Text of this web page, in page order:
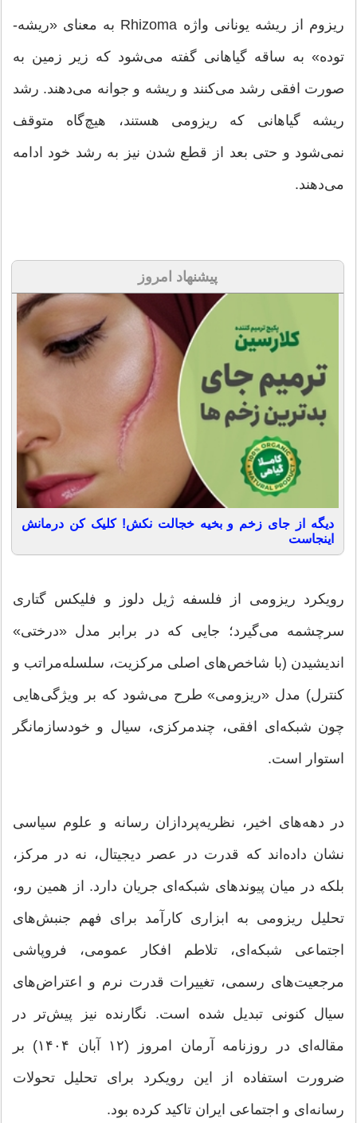
ریزوم از ریشه یونانی واژه Rhizoma به معنای «ریشه-
توده» به ساقه گیاهانی گفته می‌شود که زیر زمین به
‌صورت افقی رشد می‌کنند و ریشه و جوانه می‌دهند. رشد
ریشه گیاهانی که ریزومی هستند، هیچ‌گاه متوقف
نمی‌شود و حتی بعد از قطع شدن نیز به رشد خود ادامه
می‌دهند.
پیشنهاد امروز
دیگه از جای زخم و بخیه خجالت نکش! کلیک کن درمانش
اینجاست
رویکرد ریزومی از فلسفه ژیل دلوز و فلیکس گتاری
سرچشمه می‌گیرد؛ جایی که در برابر مدل «درختی»
اندیشیدن (با شاخص‌های اصلی مرکزیت، سلسله‌مراتب و
کنترل) مدل «ریزومی» طرح می‌شود که بر ویژگی‌هایی
چون شبکه‌ای افقی، چندمرکزی، سیال و خودسازمانگر
استوار است.
در دهه‌های اخیر، نظریه‌پردازان رسانه و علوم سیاسی
نشان داده‌اند که قدرت در عصر دیجیتال، نه در مرکز،
بلکه در میان پیوندهای شبکه‌ای جریان دارد. از همین رو،
تحلیل ریزومی به ابزاری کارآمد برای فهم جنبش‌های
اجتماعی شبکه‌ای، تلاطم افکار عمومی، فروپاشی
مرجعیت‌های رسمی، تغییرات قدرت نرم و اعتراض‌های
سیال کنونی تبدیل شده است. نگارنده نیز پیش‌تر در
مقاله‌ای در روزنامه آرمان امروز (۱۲ آبان ۱۴۰۴) بر
ضرورت استفاده از این رویکرد برای تحلیل تحولات
رسانه‌ای و اجتماعی ایران تاکید کرده بود.